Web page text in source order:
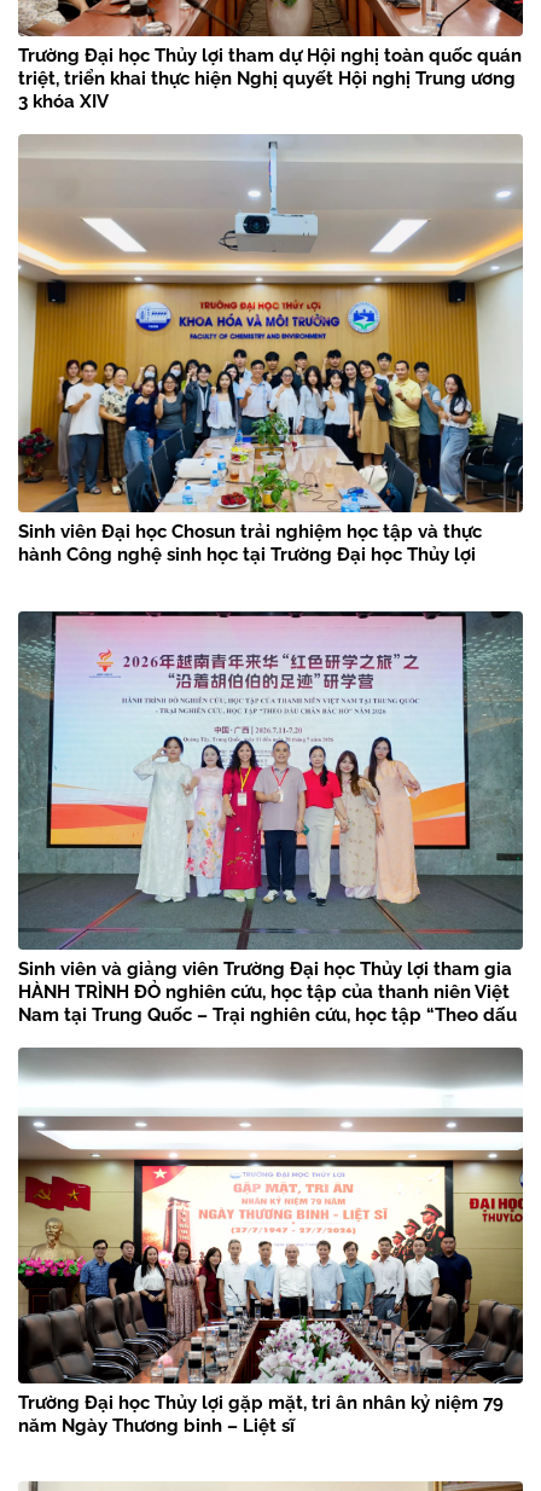
Trường Đại học Thủy lợi tham dự Hội nghị toàn quốc quán
triệt, triển khai thực hiện Nghị quyết Hội nghị Trung ương
3 khóa XIV
Sinh viên Đại học Chosun trải nghiệm học tập và thực
hành Công nghệ sinh học tại Trường Đại học Thủy lợi
Sinh viên và giảng viên Trường Đại học Thủy lợi tham gia
HÀNH TRÌNH ĐỎ nghiên cứu, học tập của thanh niên Việt
Nam tại Trung Quốc – Trại nghiên cứu, học tập “Theo dấu
Trường Đại học Thủy lợi gặp mặt, tri ân nhân kỷ niệm 79
năm Ngày Thương binh – Liệt sĩ